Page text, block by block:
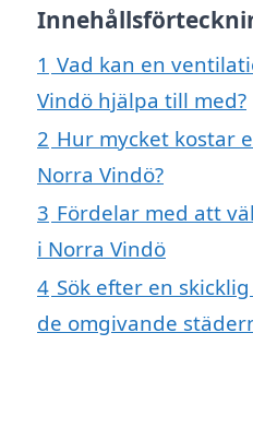
1 Vad kan en
Vindö hjälpa till med?
2 Hur mycket kostar
Norra Vindö?
3 Fördelar med att
i Norra Vindö
4 Sök efter en
de omgivande